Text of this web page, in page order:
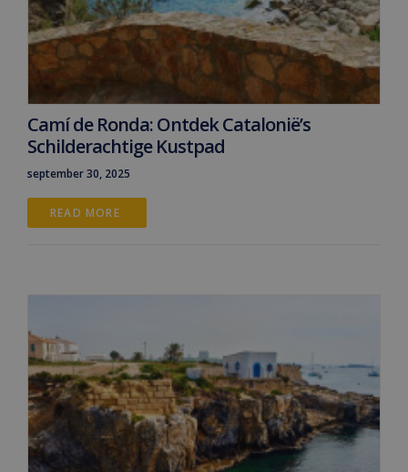
Camí de Ronda: Ontdek Catalonië’s
Schilderachtige Kustpad
september 30, 2025
READ MORE